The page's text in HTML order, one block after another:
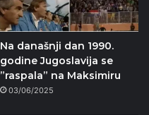
Na današnji dan 1990.
godine Jugoslavija se
”raspala” na Maksimiru
03/06/2025